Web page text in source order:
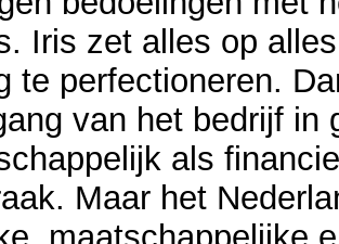
Iris zet alles op
te perfectioneren.
van het bedrijf in
als
Maar het